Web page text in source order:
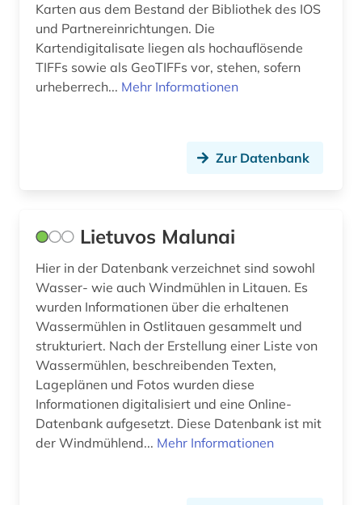
Karten aus dem Bestand der Bibliothek des IOS
und Partnereinrichtungen. Die
Kartendigitalisate liegen als hochauflösende
TIFFs sowie als GeoTIFFs vor, stehen, sofern
urheberrech... Mehr Informationen
Zur Datenbank
Lietuvos Malunai
Hier in der Datenbank verzeichnet sind sowohl
Wasser- wie auch Windmühlen in Litauen. Es
wurden Informationen über die erhaltenen
Wassermühlen in Ostlitauen gesammelt und
strukturiert. Nach der Erstellung einer Liste von
Wassermühlen, beschreibenden Texten,
Lageplänen und Fotos wurden diese
Informationen digitalisiert und eine Online-
Datenbank aufgesetzt. Diese Datenbank ist mit
der Windmühlend... Mehr Informationen